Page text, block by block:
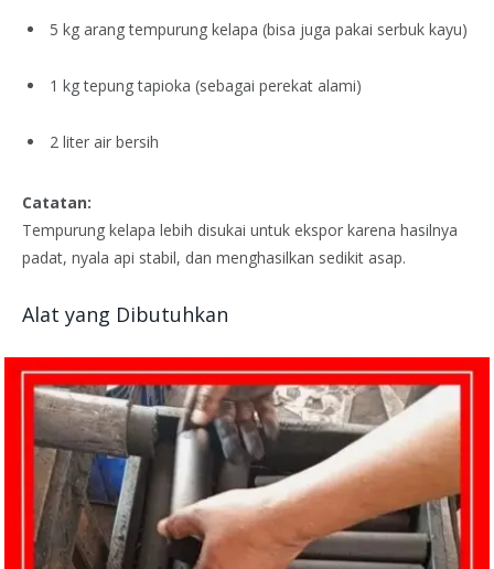
5 kg arang tempurung kelapa (bisa juga pakai serbuk kayu)
1 kg tepung tapioka (sebagai perekat alami)
2 liter air bersih
Catatan:
Tempurung kelapa lebih disukai untuk ekspor karena hasilnya
padat, nyala api stabil, dan menghasilkan sedikit asap.
Alat yang Dibutuhkan